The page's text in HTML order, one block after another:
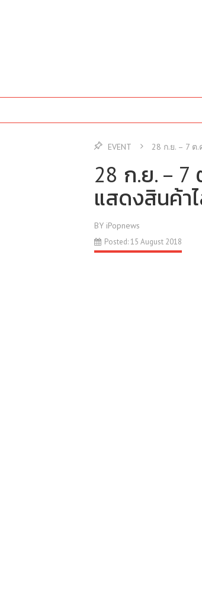
EVENT 28 ก.ย. – 7
28 ก.ย. – 7
แสดงสินค้า
BY iPopnews
Posted: 15 August 2018